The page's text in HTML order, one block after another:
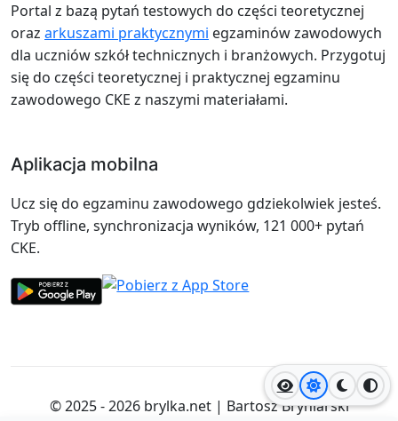
Jasny motyw
Ciemny
Portal z bazą pytań testowych do części teoretycznej
oraz arkuszami praktycznymi egzaminów zawodowych
dla uczniów szkół technicznych i branżowych. Przygotuj
się do części teoretycznej i praktycznej egzaminu
zawodowego CKE z naszymi materiałami.
Aplikacja mobilna
Ucz się do egzaminu zawodowego gdziekolwiek jesteś.
Tryb offline, synchronizacja wyników, 121 000+ pytań
CKE.
© 2025 - 2026 brylka.net| Bartosz Bryniarski